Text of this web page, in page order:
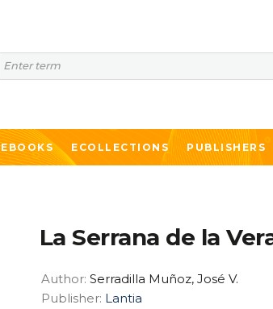
Search
EBOOKS ECOLLECTIONS PUBLISHERS
La Serrana de la
Author: Serradilla Muñoz, José V.
Publisher: Lantia